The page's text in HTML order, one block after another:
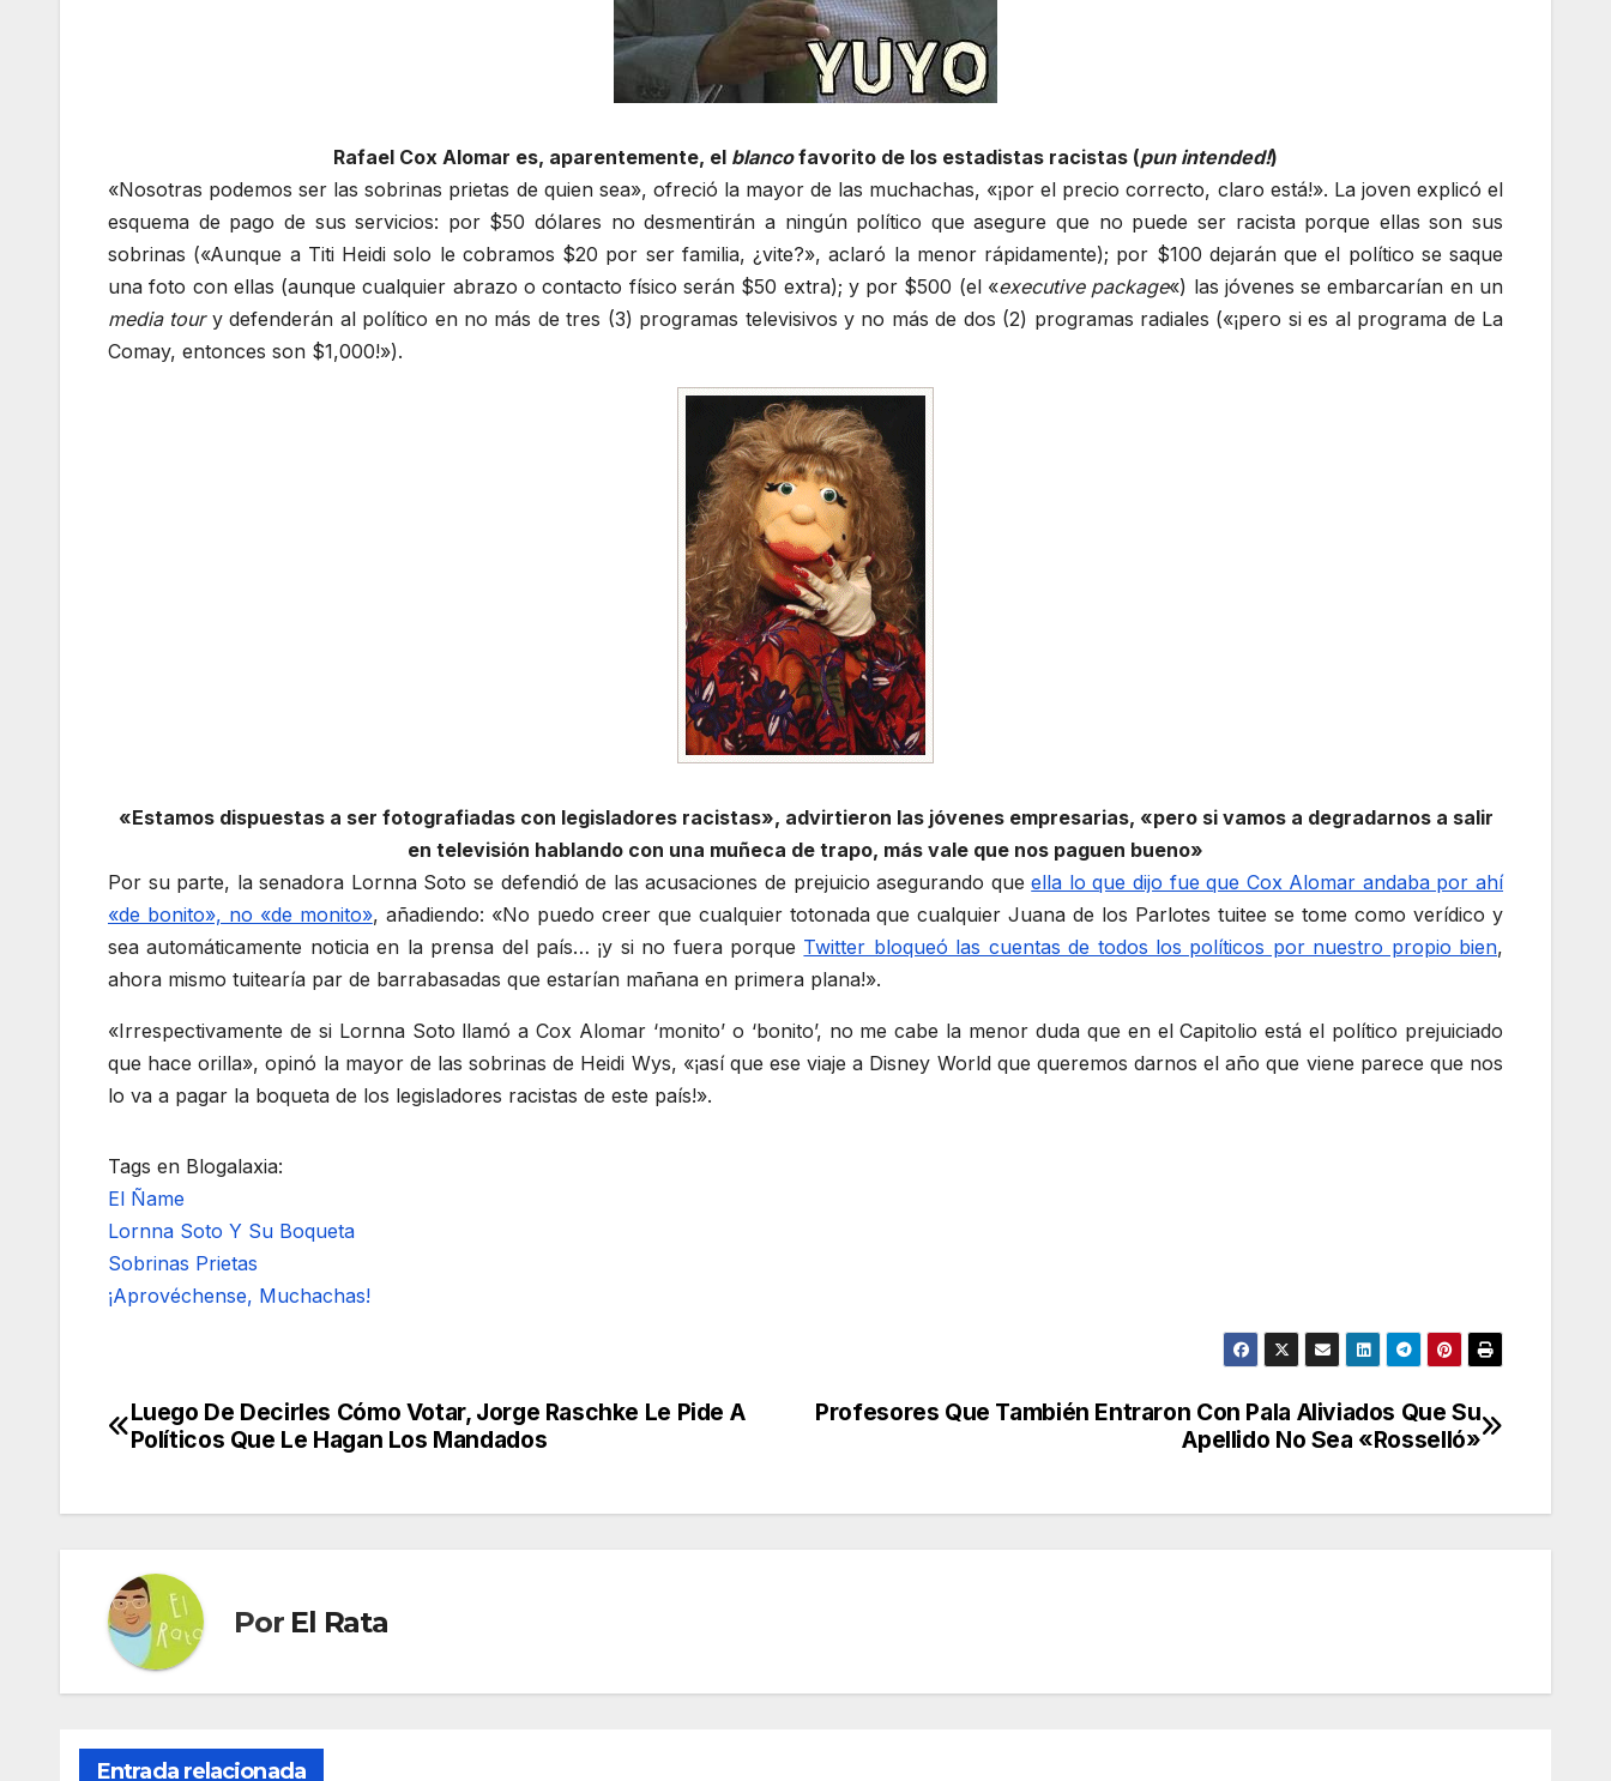
Rafael Cox Alomar es, aparentemente, el blancofavorito de los estadistas racistas (pun intended!)
«Nosotras podemos ser las sobrinas prietas de quien sea», ofreció la mayor de las muchachas, «¡por el precio correcto, claro está!». La joven explicó el
esquema de pago de sus servicios: por $50 dólares no desmentirán a ningún político que asegure que no puede ser racista porque ellas son sus
sobrinas («Aunque a Titi Heidi solo le cobramos $20 por ser familia, ¿vite?», aclaró la menor rápidamente); por $100 dejarán que el político se saque
una foto con ellas (aunque cualquier abrazo o contacto físico serán $50 extra); y por $500 (el «executive package«) las jóvenes se embarcarían en un
media toury defenderán al político en no más de tres (3) programas televisivos y no más de dos (2) programas radiales («¡pero si es al programa de La
Comay, entonces son $1,000!»).
«Estamos dispuestas a ser fotografiadas con legisladores racistas», advirtieron las jóvenes empresarias, «pero si vamos a degradarnos a salir
en televisión hablando con una muñeca de trapo, más vale que nos paguen bueno»
Por su parte, la senadora Lornna Soto se defendió de las acusaciones de prejuicio asegurando queella lo que dijo fue que Cox Alomar andaba por ahí
«de bonito», no «de monito», añadiendo: «No puedo creer que cualquier totonada que cualquier Juana de los Parlotes tuitee se tome como verídico y
sea automáticamente noticia en la prensa del país… ¡y si no fuera porque Twitter bloqueó las cuentas de todos los políticos por nuestro propio bien,
ahora mismo tuitearía par de barrabasadas que estarían mañana en primera plana!».
«Irrespectivamente de si Lornna Soto llamó a Cox Alomar ‘monito’ o ‘bonito’, no me cabe la menor duda que en el Capitolio está el político prejuiciado
que hace orilla», opinó la mayor de las sobrinas de Heidi Wys, «¡así que ese viaje a Disney World que queremos darnos el año que viene parece que nos
lo va a pagar la boqueta de los legisladores racistas de este país!».
Tags en Blogalaxia:
El Ñame
Lornna Soto Y Su Boqueta
Sobrinas Prietas
¡Aprovéchense, Muchachas!
Navegación
entradas
Profesores Que También Entraron Con Pala Aliviados Que Su
Apellido No Sea «Rosselló»
Luego De Decirles Cómo Votar, Jorge Raschke Le Pide A
Políticos Que Le Hagan Los Mandados
Por El Rata
Entrada relacionada